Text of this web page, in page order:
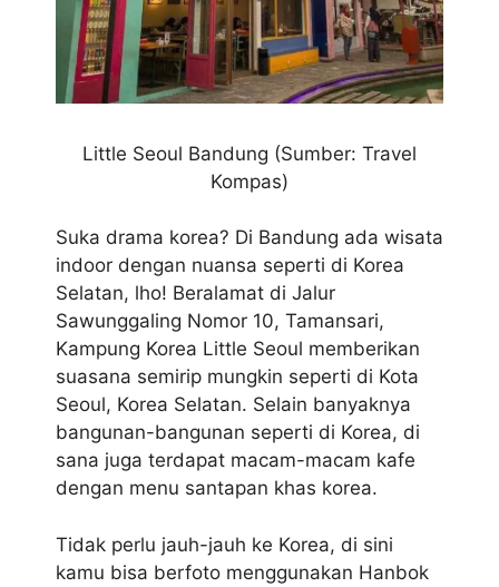
Little Seoul Bandung (Sumber: Travel
Kompas)
Suka drama korea? Di Bandung ada wisata
indoor dengan nuansa seperti di Korea
Selatan, lho! Beralamat di Jalur
Sawunggaling Nomor 10, Tamansari,
Kampung Korea Little Seoul memberikan
suasana semirip mungkin seperti di Kota
Seoul, Korea Selatan. Selain banyaknya
bangunan-bangunan seperti di Korea, di
sana juga terdapat macam-macam kafe
dengan menu santapan khas korea.
Tidak perlu jauh-jauh ke Korea, di sini
kamu bisa berfoto menggunakan Hanbok